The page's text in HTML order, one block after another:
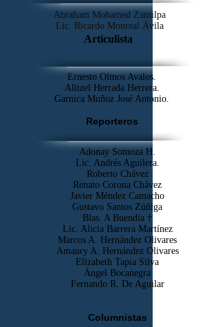
Abraham Mohamed Zamilpa
Lic. Ricardo Monreal Ávila
Articulista
Ernesto Olmos Avalos.
Alitzel Herrada Herrera.
Garnica Muñoz José Antonio.
Reporteros
Adonay Somoza H.
Lic. Andrés Aguilera.
Roberto Chávez
Renato Corona Chávez
Javier Méndez Camacho
Gustavo Santos Zúñiga
Blas. A Buendía †
​Lic. Alicia Barrera Martínez
Marcos A. Hernández Olivares
Amaury A. Hernández Olivares
Elizabeth Tapia Silva
Ángel Bocanegra
Fernando R. De Aguilar
Columnistas